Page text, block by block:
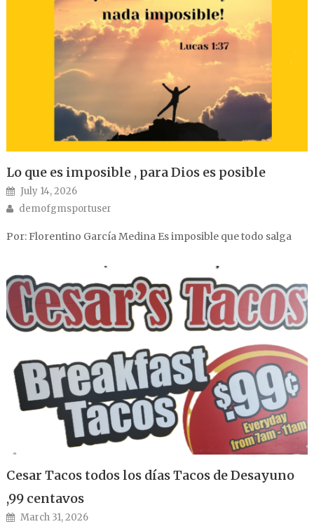
Lo que es imposible , para Dios es posible
Posted on
July 14, 2026
Author
demofgmsportuser
Por: Florentino García Medina Es imposible que todo salga
Cesar Tacos todos los días Tacos de Desayuno
,99 centavos
Posted on
March 31, 2026